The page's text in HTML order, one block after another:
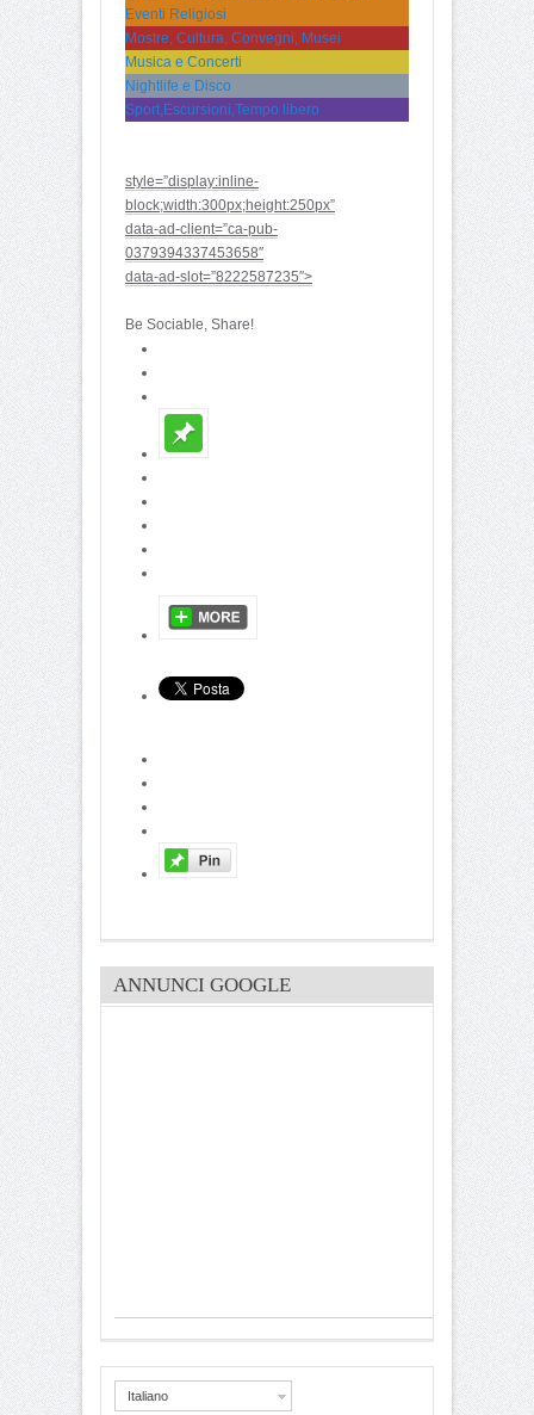
Eventi Religiosi
Mostre, Cultura, Convegni, Musei
Musica e Concerti
Nightlife e Disco
Sport,Escursioni,Tempo libero
style=”display:inline-
block;width:300px;height:250px”
data-ad-client=”ca-pub-
0379394337453658″
data-ad-slot=”8222587235″>
Be Sociable, Share!
ANNUNCI GOOGLE
Italiano